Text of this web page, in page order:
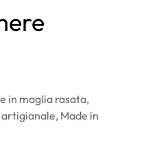
in maglia rasata,
Made in